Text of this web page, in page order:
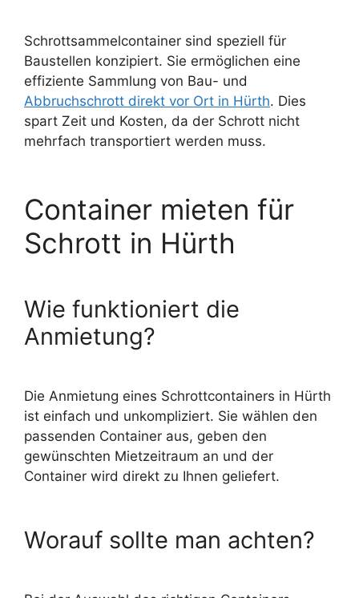
Schrottsammelcontainer sind speziell für
Baustellen konzipiert. Sie ermöglichen eine
effiziente Sammlung von Bau- und
Abbruchschrott direkt vor Ort in Hürth. Dies
spart Zeit und Kosten, da der Schrott nicht
mehrfach transportiert werden muss.
Container mieten für
Schrott in Hürth
Wie funktioniert die
Anmietung?
Die Anmietung eines Schrottcontainers in Hürth
ist einfach und unkompliziert. Sie wählen den
passenden Container aus, geben den
gewünschten Mietzeitraum an und der
Container wird direkt zu Ihnen geliefert.
Worauf sollte man achten?